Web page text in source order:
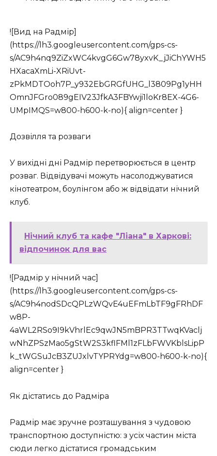
![Вид на Радмір]
(https://lh3.googleusercontent.com/gps-cs-
s/AC9h4nq9ZiZxWC4kvgG6Gw78yxvK_jJiChYWH5
HXacaXmLi-XRiUvt-
zPkMDTOoh7P_y932EbGRGfUHG_l3809Pg1yHH
OmnJFGro089gEIV23JfkA3FBYwji1loKr8EX-4G6-
UMpIMQS=w800-h600-k-no){ align=center }
Дозвілля та розваги
У вихідні дні Радмір перетворюється в центр
розваг. Відвідувачі можуть насолоджуватися
кінотеатром, боулінгом або ж відвідати нічний
клуб.
Нічний клуб та кафе "Ліана" в Харкові:
відпочинок для вас
![Радмір у нічний час]
(https://lh3.googleusercontent.com/gps-cs-
s/AC9h4nodSDcQPLzWQvE4uEFmLbTF9gFRhDF
w8P-
4aWL2RSo9I9kVhrlEc9qwJN5mBPR3TTwqKVaclj
wNhZPSzMao5gStW2S3kflFMl1zFLbFWVKblsLipP
k_tWGSuJcB3ZUJxlvTYPRYdg=w800-h600-k-no){
align=center }
Як дістатись до Радміра
Радмір має зручне розташування з чудовою
транспортною доступністю: з усіх частин міста
сюди легко дістатися громадським